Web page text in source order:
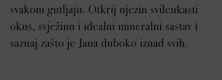
svakom gutljaju. Otkrij njezin svilenkasti
okus, svježinu i idealni mineralni sastav i
saznaj zašto je Jana duboko iznad svih.